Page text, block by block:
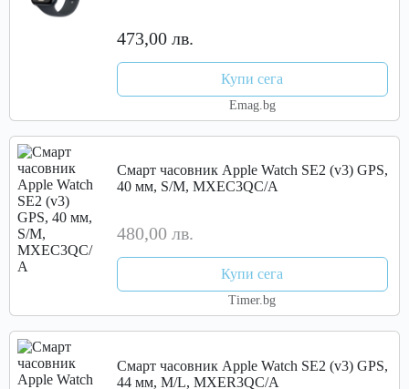
473,00 лв.
Купи сега
Emag.bg
Смарт часовник Apple Watch SE2 (v3) GPS,
40 мм, S/M, MXEC3QC/A
480,00 лв.
Купи сега
Timer.bg
Смарт часовник Apple Watch SE2 (v3) GPS,
44 мм, M/L, MXER3QC/A